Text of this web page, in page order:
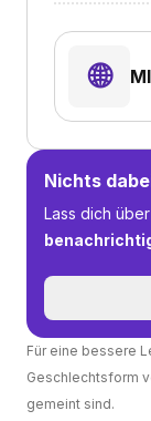
🌐
Nichts
Lass dich über
Für eine bessere
Geschlechtsform
gemeint sind.